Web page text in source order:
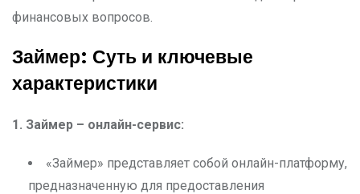
финансовых вопросов.
Займер: Суть и ключевые
характеристики
1. Займер – онлайн-сервис:
«Займер» представляет собой онлайн-платформу,
предназначенную для предоставления